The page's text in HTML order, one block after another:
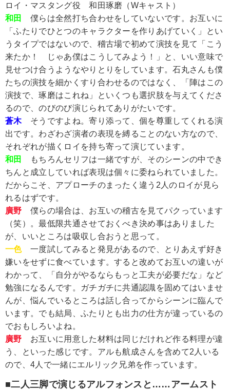
ロイ・マスタング役 和田琢磨（Wキャスト）
和田
僕らは全然打ち合わせをしていないです。お互いに
「ふたりでひとつのキャラクターを作りあげていく」とい
うタイプではないので、稽古場で初めて演技を見て「こう
来たか！ じゃあ僕はこうしてみよう！」と、いい意味で
見せつけ合うようなやりとりをしています。石丸さんも僕
たちの演技を細かくすり合わせるのではなく、「陣はこの
演技で、琢磨はこれね」といくつも選択肢を与えてくださ
るので、のびのび演じられてありがたいです。
蒼木そうですよね。寄り添って、個を尊重してくれる演
出です。わざわざ演者の表現を縛ることのない方なので、
それぞれが描くロイを持ち寄って演じています。
和田
もちろんセリフは一緒ですが、そのシーンの中でき
ちんと成立していれば表現は個々に委ねられていました。
だからこそ、アプローチのまったく違う2人のロイが見ら
れるはずです。
廣野 僕らの場合は、お互いの稽古を見てパクっています
（笑）。最低限共通させておくべき決め事はありました
が、いいところは吸収し合おうと思って。
一色一度試してみると発見があるので、とりあえず好き
嫌いをせずに食べています。すると改めてお互いの違いが
わかって、「自分がやるならもっと工夫が必要だな」など
勉強になるんです。ガチガチに共通認識を固めてはいませ
んが、悩んでいるところは話し合ってからシーンに臨んで
います。でも結局、ふたりとも出力の仕方が違っているの
でおもしろいよね。
廣野 お互いに用意した材料は同じだけれど作る料理が違
う、といった感じです。アルも航成さんを含めて2人いる
ので、4人で一緒にエルリック兄弟を作っています。
■二人三脚で演じるアルフォンスと……アームスト